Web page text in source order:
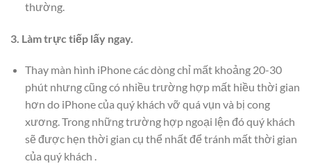
thường.
3. Làm trực tiếp lấy ngay.
Thay màn hình iPhone các dòng chỉ mất khoảng 20-30
phút nhưng cũng có nhiều trường hợp mất hiều thời gian
hơn do iPhone của quý khách vỡ quá vụn và bị cong
xương. Trong những trường hợp ngoại lện đó quý khách
sẽ được hẹn thời gian cụ thể nhất để tránh mất thời gian
của quý khách .